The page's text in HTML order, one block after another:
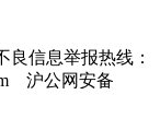
良信息举报热线：
沪公网安备